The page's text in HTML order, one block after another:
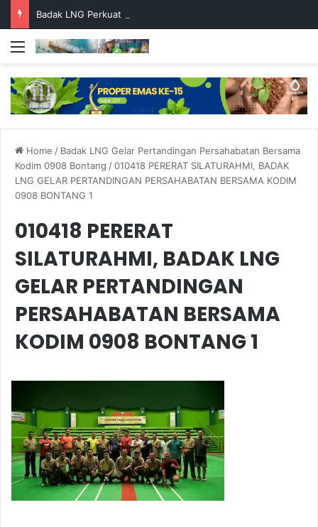
Menu
Home / Badak LNG Gelar Pertandingan Persahabatan Bersama
Kodim 0908 Bontang /010418 PERERAT SILATURAHMI, BADAK
LNG GELAR PERTANDINGAN PERSAHABATAN BERSAMA KODIM
0908 BONTANG 1
010418 PERERAT
SILATURAHMI, BADAK LNG
GELAR PERTANDINGAN
PERSAHABATAN BERSAMA
KODIM 0908 BONTANG 1